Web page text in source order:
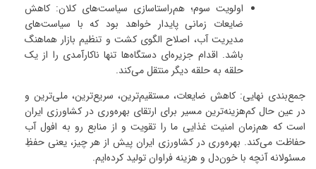
اولویت سوم؛ هم‌راستاسازی سیاست‌های کلان: کاهش
ضایعات زمانی پایدار خواهد بود که با سیاست‌های
مدیریت آب، اصلاح الگوی کشت و تنظیم بازار هماهنگ
باشد. اقدام جزیره‌ای دستگاه‌ها تنها ناکارآمدی را از یک
حلقه به حلقه دیگر منتقل می‌کند.
جمع‌بندی نهایی: کاهش ضایعات، مستقیم‌ترین، سریع‌ترین، ملی‌ترین و
در عین حال کم‌هزینه‌ترین مسیر برای ارتقای بهره‌وری در کشاورزی ایران
است که هم‌زمان امنیت غذایی ما را تقویت و از منابع رو به افول آب
حفاظت می‌کند. بهره‌وری در کشاورزی ایران پیش از هر چیز، یعنی حفظِ
مسئولانه آنچه با خون‌دل و هزینه فراوان تولید کرده‌ایم.